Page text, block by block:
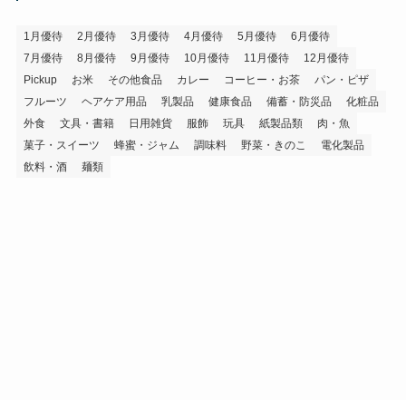
1月優待 2月優待 3月優待 4月優待 5月優待
6月優待
7月優待
8月優待 9月優待 10月優待 11月優待
12月優待
Pickup
お米 その他食品 カレー コーヒー・お茶
パン・ピザ
フルーツ
ヘアケア用品 乳製品 健康食品 備蓄・防災品
化粧品
外食
文具・書籍 日用雑貨 服飾 玩具 紙製品類
肉・魚
菓子・スイーツ
蜂蜜・ジャム 調味料 野菜・きのこ
電化製品
飲料・酒
麺類